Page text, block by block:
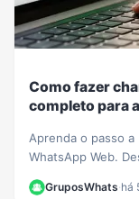
Como fazer
completo para
Aprenda o passo a
WhatsApp Web.
e vídeo que
GruposWhats·há